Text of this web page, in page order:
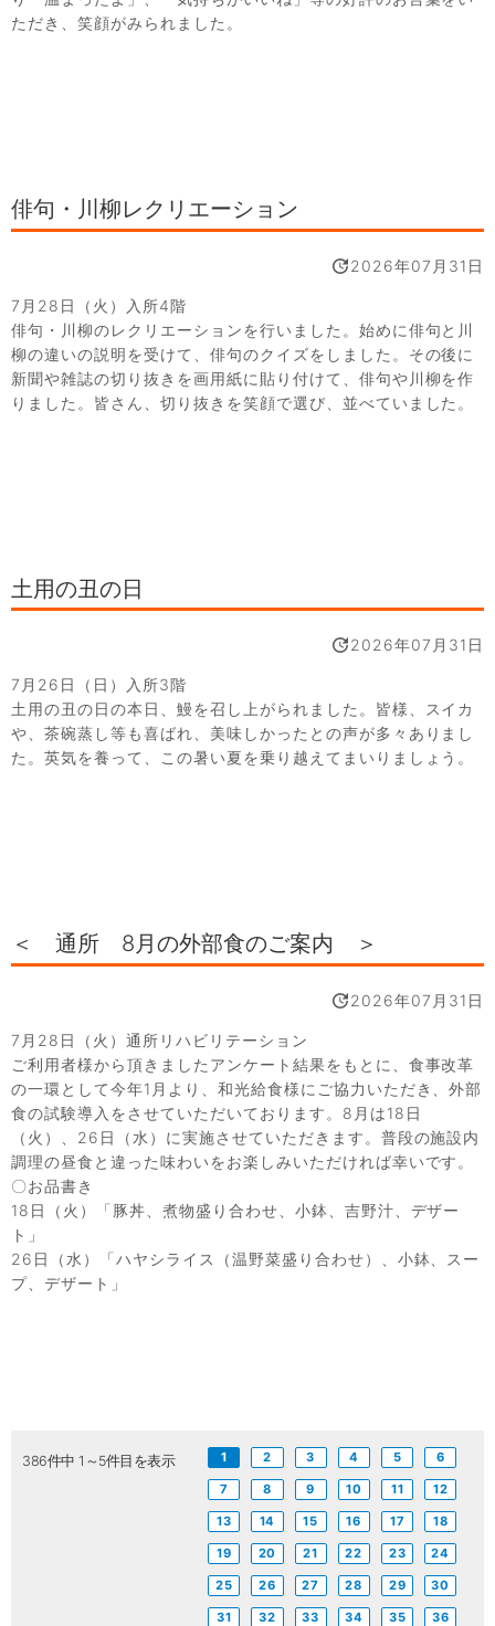
ただき、笑顔がみられました。
俳句・川柳レクリエーション
2026年07月31日
7月28日（火）入所4階
俳句・川柳のレクリエーションを行いました。始めに俳句と川
柳の違いの説明を受けて、俳句のクイズをしました。その後に
新聞や雑誌の切り抜きを画用紙に貼り付けて、俳句や川柳を作
りました。皆さん、切り抜きを笑顔で選び、並べていました。
土用の丑の日
2026年07月31日
7月26日（日）入所3階
土用の丑の日の本日、鰻を召し上がられました。皆様、スイカ
や、茶碗蒸し等も喜ばれ、美味しかったとの声が多々ありまし
た。英気を養って、この暑い夏を乗り越えてまいりましょう。
＜ 通所 8月の外部食のご案内 ＞
2026年07月31日
7月28日（火）通所リハビリテーション
ご利用者様から頂きましたアンケート結果をもとに、食事改革
の一環として今年1月より、和光給食様にご協力いただき、外部
食の試験導入をさせていただいております。8月は18日
（火）、26日（水）に実施させていただきます。普段の施設内
調理の昼食と違った味わいをお楽しみいただければ幸いです。
〇お品書き
18日（火）「豚丼、煮物盛り合わせ、小鉢、吉野汁、デザー
ト」
26日（水）「ハヤシライス（温野菜盛り合わせ）、小鉢、スー
プ、デザート」
386件中 1～5件目を表示 1 2 3 4 5 6
7 8 9 10 11 12
13 14 15 16 17 18
19 20 21 22 23 24
25 26 27 28 29 30
31 32 33 34 35 36